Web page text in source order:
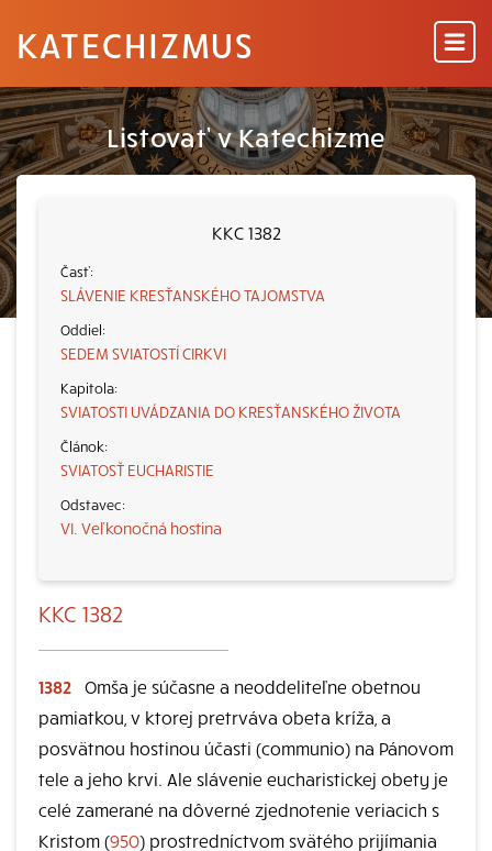
KATECHIZMUS
Listovať v Katechizme
KKC 1382
SLÁVENIE KRESŤANSKÉHO TAJOMSTVA
SEDEM SVIATOSTÍ CIRKVI
SVIATOSTI UVÁDZANIA DO KRESŤANSKÉHO ŽIVOTA
SVIATOSŤ EUCHARISTIE
VI. Veľkonočná hostina
KKC 1382
1382 Omša je súčasne a neoddeliteľne obetnou
pamiatkou, v ktorej pretrváva obeta kríža, a
posvätnou hostinou účasti (communio) na Pánovom
tele a jeho krvi. Ale slávenie eucharistickej obety je
celé zamerané na dôverné zjednotenie veriacich s
Kristom (950) prostredníctvom svätého prijímania